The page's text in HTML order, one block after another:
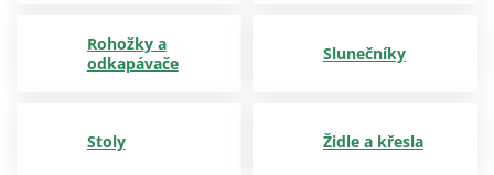
Rohožky a
odkapávače
Slunečníky
Stoly Židle a křesla